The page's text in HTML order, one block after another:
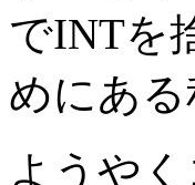
でINTを
めにあ
ようや